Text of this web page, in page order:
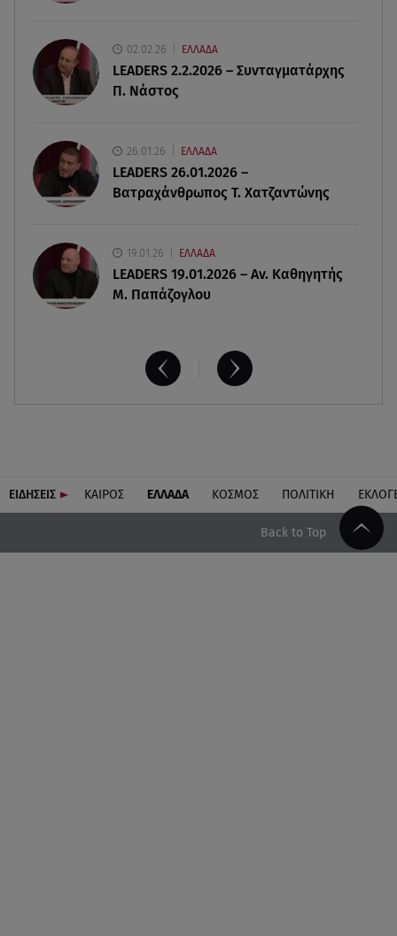
09.08.26 , 10:00
Σαλάτα ζυμαρικών: 20 ιδέες για εύκολες και
νόστιμες καλοκαιρινές συνταγές
Καιρός: Red Code σε Αττική και άλλες 5 περιοχές
02.02.26 ΕΛΛΑΔΑ
LEADERS 2.2.2026 – Συνταγματάρχης
Π. Νάστος
26.01.26 ΕΛΛΑΔΑ
LEADERS 26.01.2026 –
Βατραχάνθρωπος Τ. Χατζαντώνης
19.01.26 ΕΛΛΑΔΑ
LEADERS 19.01.2026 – Αν. Καθηγητής
Μ. Παπάζογλου
ΕΙΔΗΣΕΙΣ ΚΑΙΡΟΣ ΕΛΛΑΔΑ ΚΟΣΜΟΣ ΠΟΛΙΤΙΚΗ
Back to Top